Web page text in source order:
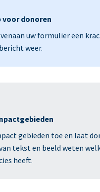
voor donoren
uw formulier een
weer.
gebieden toe en laat
tekst en beeld weten
heeft.